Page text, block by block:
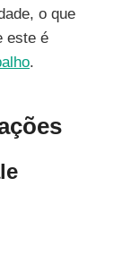
o que
este é
.